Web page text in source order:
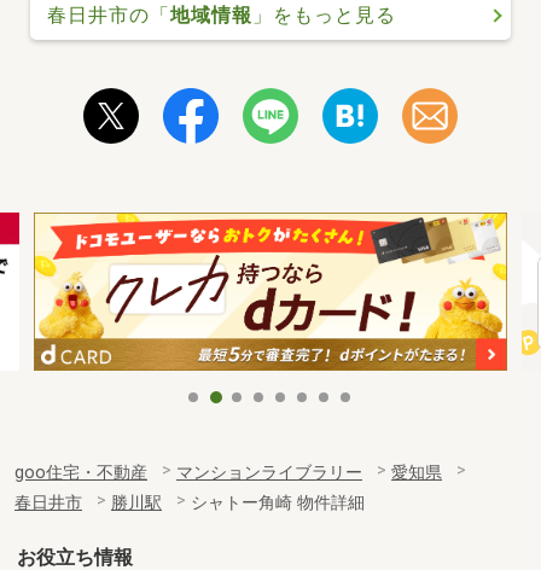
春日井市の「地域情報 」をもっと見る
goo住宅・不動産 マンションライブラリー
愛知県
春日井市
勝川駅 シャトー角崎 物件詳細
お役立ち情報